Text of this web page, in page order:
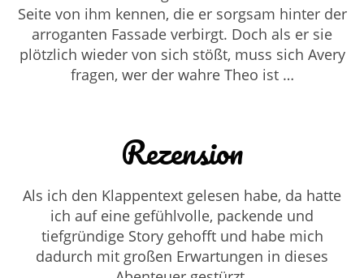
Seite von ihm kennen, die er sorgsam hinter der
arroganten Fassade verbirgt. Doch als er sie
plötzlich wieder von sich stößt, muss sich Avery
fragen, wer der wahre Theo ist …
Rezension
Als ich den Klappentext gelesen habe, da hatte
ich auf eine gefühlvolle, packende und
tiefgründige Story gehofft und habe mich
dadurch mit großen Erwartungen in dieses